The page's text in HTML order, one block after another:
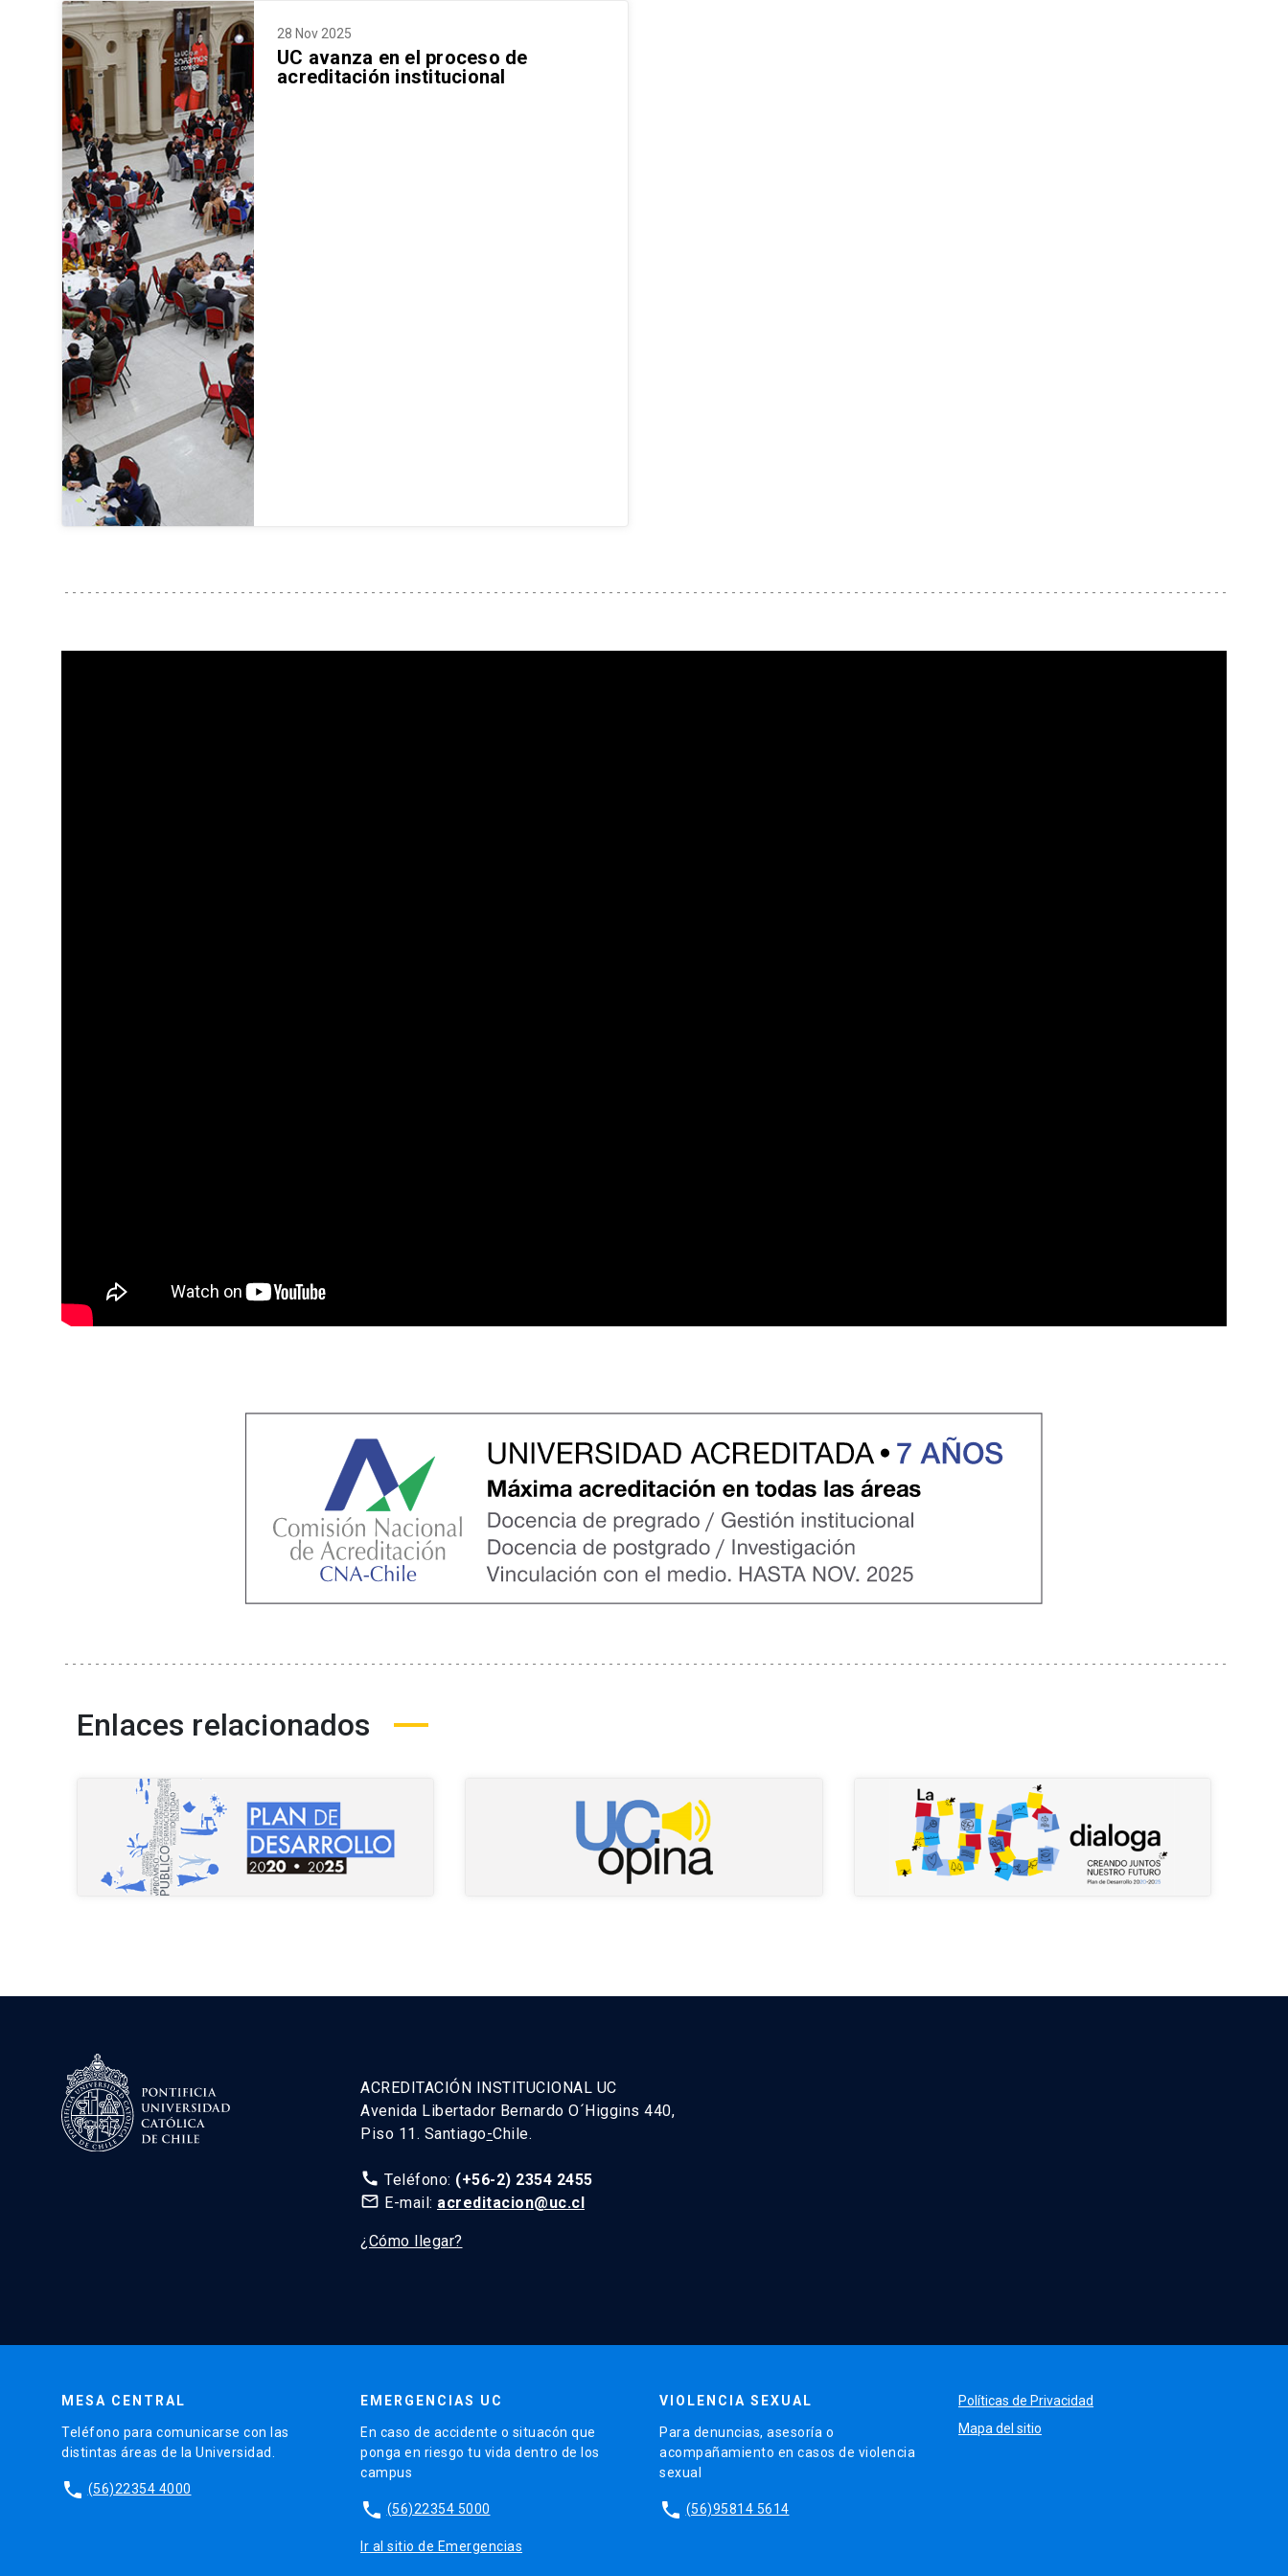
28 Nov 2025
UC avanza en el proceso de
acreditación institucional
Enlaces relacionados
ACREDITACIÓN INSTITUCIONAL UC
Avenida Libertador Bernardo O´Higgins 440,
Piso 11. Santiago-Chile.
call Teléfono: (+56-2) 2354 2455
mail_outline E-mail: acreditacion@uc.cl
¿Cómo llegar?
MESA CENTRAL
Teléfono para comunicarse con las
distintas áreas de la Universidad.
phone (56)22354 4000
EMERGENCIAS UC
En caso de accidente o situacón que
ponga en riesgo tu vida dentro de los
campus
phone (56)22354 5000
Ir al sitio de Emergencias
VIOLENCIA SEXUAL
Para denuncias, asesoría o
acompañamiento en casos de violencia
sexual
phone (56)95814 5614
Políticas de Privacidad
Mapa del sitio